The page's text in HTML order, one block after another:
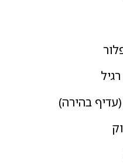
בהירה)